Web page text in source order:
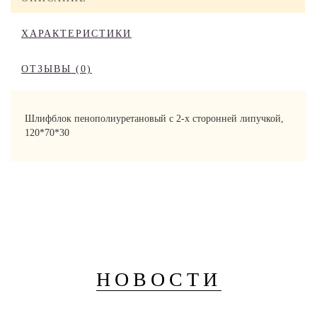
ХАРАКТЕРИСТИКИ
ОТЗЫВЫ (0)
Шлифблок пенополиуретановый с 2-х сторонней липучкой,
120*70*30
НОВОСТИ